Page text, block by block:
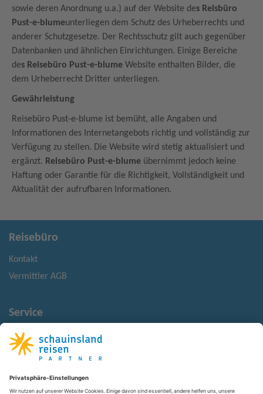
sowie deren Anordnung u.a.) auf der Website des Reisbüro
Pust-e-blumeunterliegen dem Schutz des Urheberrechts und
anderer Schutzgesetze. Der Rechtsschutz gilt auch gegenüber
Datenbanken und ähnlichen Einrichtungen. Einige Bereiche
des Reisebüro Pust-e-blume Website enthalten Bilder, die
dem Urheberrecht Dritter unterliegen.
Gewährleistung
Reisebüro Pust-e-blume ist bemüht, alle Angaben und
Informationen des Internetangebots richtig und vollständig zur
Verfügung zu stellen. Die Website wird stetig aktualisiert und
ergänzt. Reisebüro Pust-e-blume übernimmt jedoch keine
Haftung oder Garantie für die Richtigkeit, Vollständigkeit und
Aktualität der aufrufbaren Informationen.
Reisebüro
Kontakt
Vermittler AGB
Service
Reisehinweise
Reisemonitor
Rechtliches